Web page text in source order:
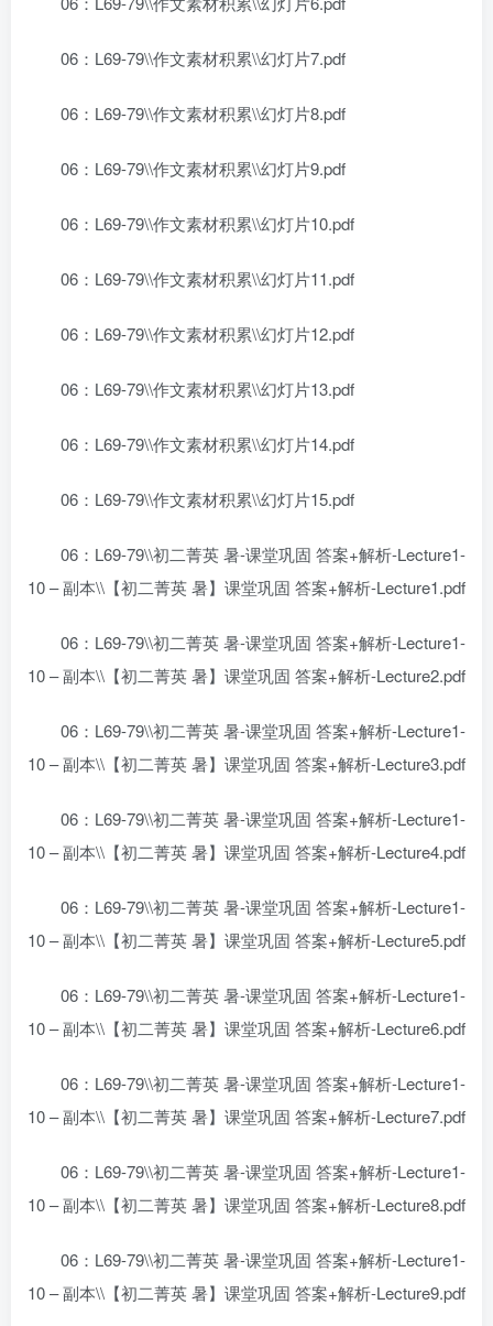
06：L69-79\\作文素材积累\\幻灯片7.pdf
06：L69-79\\作文素材积累\\幻灯片8.pdf
06：L69-79\\作文素材积累\\幻灯片9.pdf
06：L69-79\\作文素材积累\\幻灯片10.pdf
06：L69-79\\作文素材积累\\幻灯片11.pdf
06：L69-79\\作文素材积累\\幻灯片12.pdf
06：L69-79\\作文素材积累\\幻灯片13.pdf
06：L69-79\\作文素材积累\\幻灯片14.pdf
06：L69-79\\作文素材积累\\幻灯片15.pdf
06：L69-79\\初二菁英 暑-课堂巩固 答案+解析-Lecture1-
10 – 副本\\【初二菁英 暑】课堂巩固 答案+解析-Lecture1.pdf
06：L69-79\\初二菁英 暑-课堂巩固 答案+解析-Lecture1-
10 – 副本\\【初二菁英 暑】课堂巩固 答案+解析-Lecture2.pdf
06：L69-79\\初二菁英 暑-课堂巩固 答案+解析-Lecture1-
10 – 副本\\【初二菁英 暑】课堂巩固 答案+解析-Lecture3.pdf
06：L69-79\\初二菁英 暑-课堂巩固 答案+解析-Lecture1-
10 – 副本\\【初二菁英 暑】课堂巩固 答案+解析-Lecture4.pdf
06：L69-79\\初二菁英 暑-课堂巩固 答案+解析-Lecture1-
10 – 副本\\【初二菁英 暑】课堂巩固 答案+解析-Lecture5.pdf
06：L69-79\\初二菁英 暑-课堂巩固 答案+解析-Lecture1-
10 – 副本\\【初二菁英 暑】课堂巩固 答案+解析-Lecture6.pdf
06：L69-79\\初二菁英 暑-课堂巩固 答案+解析-Lecture1-
10 – 副本\\【初二菁英 暑】课堂巩固 答案+解析-Lecture7.pdf
06：L69-79\\初二菁英 暑-课堂巩固 答案+解析-Lecture1-
10 – 副本\\【初二菁英 暑】课堂巩固 答案+解析-Lecture8.pdf
06：L69-79\\初二菁英 暑-课堂巩固 答案+解析-Lecture1-
10 – 副本\\【初二菁英 暑】课堂巩固 答案+解析-Lecture9.pdf